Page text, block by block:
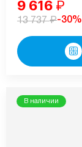
9 616 ₽
13 737₽-30%
В наличии